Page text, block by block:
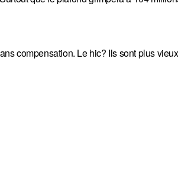
compensation. Le hic? Ils sont plus